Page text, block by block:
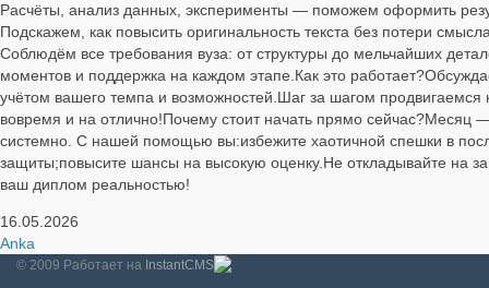
Расчёты, анализ данных, эксперименты — поможем оформить
Подскажем, как повысить оригинальность текста без потери
Соблюдём все требования вуза: от структуры до мельчайших
моментов и поддержка на каждом этапе.Как это
учётом вашего темпа и возможностей.Шаг за шагом
вовремя и на отлично!Почему стоит начать прямо сейчас?Месяц
системно. С нашей помощью вы:избежите хаотичной спешки в
защиты;повысите шансы на высокую оценку.Не откладывайте на
ваш диплом реальностью!
16.05.2026
Anka
© 2009 Работает на InstantCMS